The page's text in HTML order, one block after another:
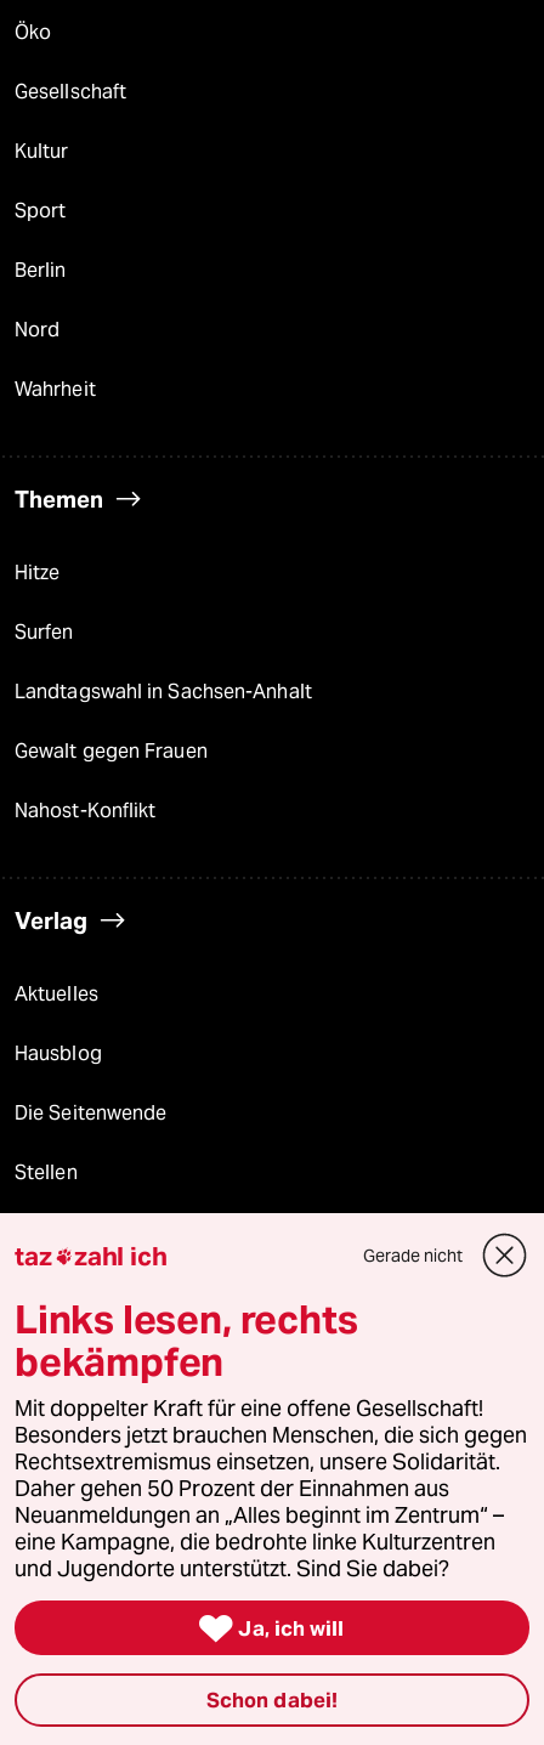
Öko
Gesellschaft
Kultur
Sport
Berlin
Nord
Wahrheit
Themen
Hitze
Surfen
Landtagswahl in Sachsen-Anhalt
Gewalt gegen Frauen
Nahost-Konflikt
Verlag
Aktuelles
Hausblog
Die Seitenwende
Stellen
Unterstützen
abo
genossenschaft
taz zahl ich
panterstiftung
panterpreis 2026
taz zahl ich Gerade nicht
Links lesen, rechts
bekämpfen
Mit doppelter Kraft für eine offene Gesellschaft!
Besonders jetzt brauchen Menschen, die sich gegen
Rechtsextremismus einsetzen, unsere Solidarität.
Daher gehen 50 Prozent der Einnahmen aus
Neuanmeldungen an „Alles beginnt im Zentrum“ –
eine Kampagne, die bedrohte linke Kulturzentren
und Jugendorte unterstützt. Sind Sie dabei?
 Ja, ich will
Schon dabei!